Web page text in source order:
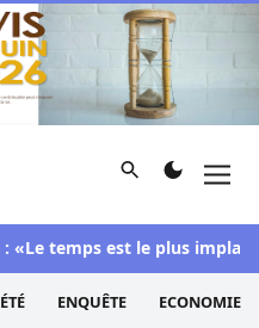
et d'investigation
Rechercher
temps est le plus
ENQUÊTE ECONOMIE